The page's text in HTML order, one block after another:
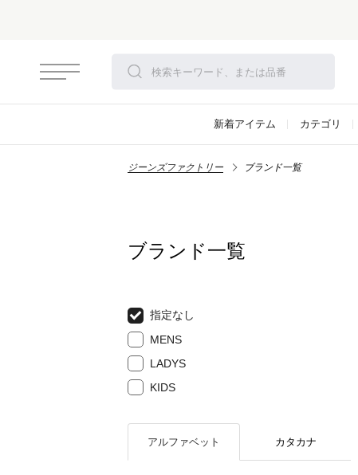
新着アイテム カテゴリ
ジーンズファクトリー ブランド一覧
ブランド一覧
指定なし
MENS
LADYS
KIDS
アルファベット カタカナ